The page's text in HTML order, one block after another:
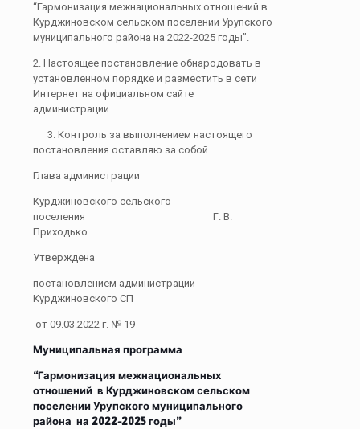
“Гармонизация межнациональных отношений в
Курджиновском сельском поселении Урупского
муниципального района на 2022-2025 годы”.
2. Настоящее постановление обнародовать в
установленном порядке и разместить в сети
Интернет на официальном сайте
администрации.
3. Контроль за выполнением настоящего
постановления оставляю за собой.
Глава администрации
Курджиновского сельского
поселения Г. В.
Приходько
Утверждена
постановлением администрации
Курджиновского СП
от 09.03.2022 г. № 19
Муниципальная программа
“Гармонизация межнациональных
отношений в Курджиновском сельском
поселении Урупского муниципального
района на 2022-2025 годы”